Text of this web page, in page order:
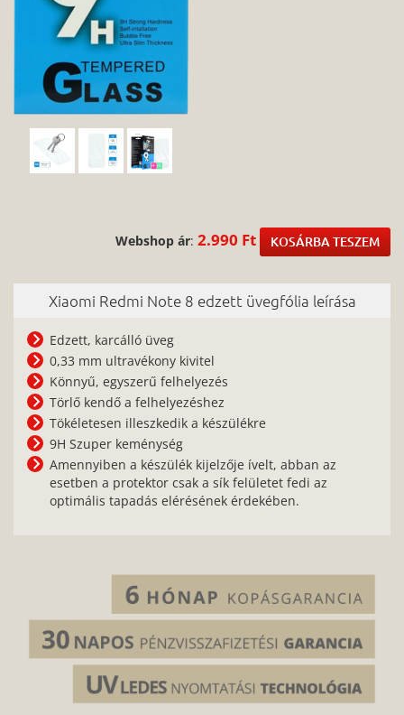
Webshop ár: 2.990 Ft KOSÁRBA TESZEM
Xiaomi Redmi Note 8 edzett üvegfólia leírása
Edzett, karcálló üveg
0,33 mm ultravékony kivitel
Könnyű, egyszerű felhelyezés
Törlő kendő a felhelyezéshez
Tökéletesen illeszkedik a készülékre
9H Szuper keménység
Amennyiben a készülék kijelzője ívelt, abban az
esetben a protektor csak a sík felületet fedi az
optimális tapadás elérésének érdekében.